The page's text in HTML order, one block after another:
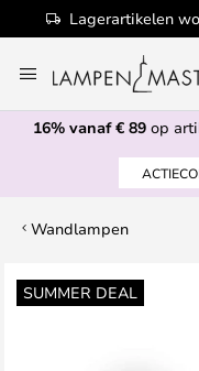
Lagerartikelen
naar
de
inhoud
16% vanaf € 89 op
Wandlampen
SUMMER DEAL
Ga
naar